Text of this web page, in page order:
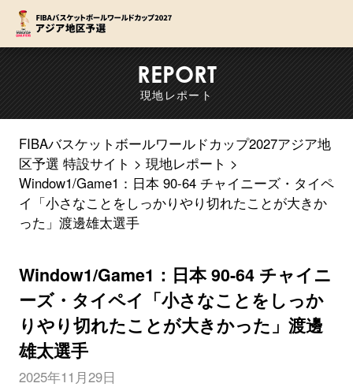
REPORT
現地レポート
FIBAバスケットボールワールドカップ2027アジア地
区予選 特設サイト
現地レポート
Window1/Game1：日本 90-64 チャイニーズ・タイペ
イ「小さなことをしっかりやり切れたことが大きか
った」渡邊雄太選手
Window1/Game1：日本 90-64 チャイニ
ーズ・タイペイ「小さなことをしっか
りやり切れたことが大きかった」渡邊
雄太選手
2025年11月29日